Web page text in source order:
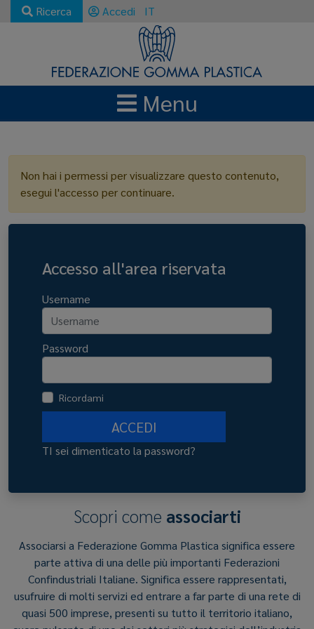
Ricerca Accedi IT
Menu
Non hai i permessi per visualizzare questo contenuto,
esegui l'accesso per continuare.
Accesso all'area riservata
Username
Password
Ricordami
ACCEDI
TI sei dimenticato la password?
Scopri come associarti
Associarsi a Federazione Gomma Plastica significa essere
parte attiva di una delle più importanti Federazioni
Confindustriali Italiane. Significa essere rappresentati,
usufruire di molti servizi ed entrare a far parte di una rete di
quasi 500 imprese, presenti su tutto il territorio italiano,